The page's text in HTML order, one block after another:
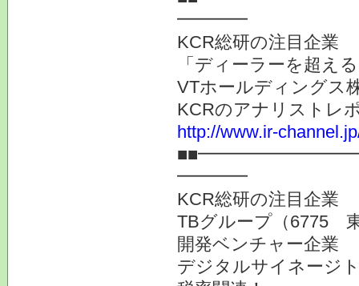
━━━━
KCR総研の注目企業
「ディーラーを超え
VTホールディングス
KCRのアナリストレ
http://www.ir-
━━━━
KCR総研の注目企業
TBグループ（6775
開発ベンチャー企業
デジタルサイネージ